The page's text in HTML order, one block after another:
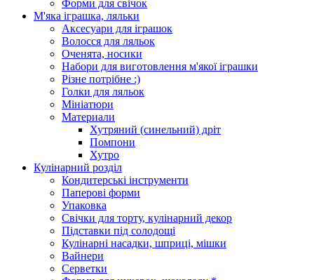
Форми для свічок
М'яка іграшка, ляльки
Аксесуари для іграшок
Волосся для ляльок
Оченята, носики
Набори для виготовлення м'якої іграшки
Різне потрібне :)
Голки для ляльок
Мініатюри
Материали
Хутряний (синельний) дріт
Помпони
Хутро
Кулінарний розділ
Кондитерські інструменти
Паперові форми
Упаковка
Свічки для торту, кулінарний декор
Підставки під солодощі
Кулінарні насадки, шприці, мішки
Вайнери
Серветки